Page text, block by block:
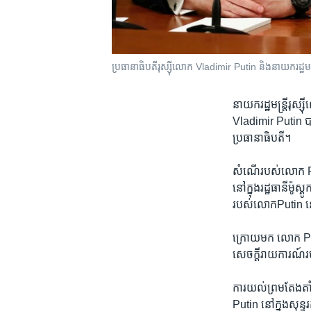
ប្រធានាធិបតីរុស្ស៊ីលោក Vladimir Putin និងនាយករដ្ឋ
នាយករដ្ឋ​មន្រ្តី​រុ
Vladimir Putin ​ប
ប្រធា​នាធិបតី។
សំណើ​របស់​លោក​
នៅ​ក្នុង​រដ្ឋ​ធានី​ម៉ូស្
របស់​លោក​Putin​ ន
ក្រោយមក លោក​
សេចក្តី​រាយការណ៍​
ការយល់​ព្រម​តែងត
Putin​ នៅ​ក្នុងសុន្ទ